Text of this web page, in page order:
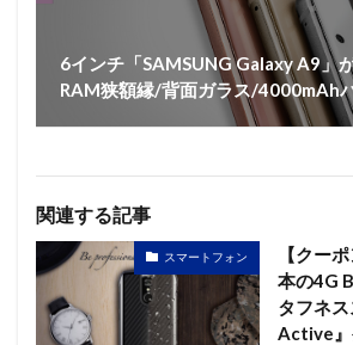
6インチ「SAMSUNG Galaxy A9」
RAM狭額縁/背面ガラス/4000mAh
関連する記事
スマートフォン
【クー
本の4G
タフネ
Active』